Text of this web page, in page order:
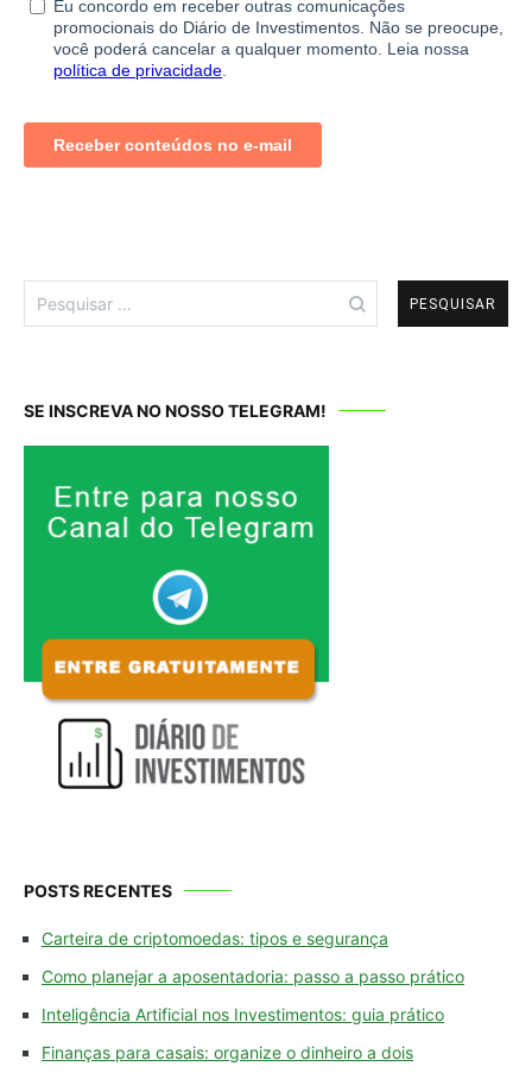
Pesquisar
por:
SE INSCREVA NO NOSSO TELEGRAM!
POSTS RECENTES
Carteira de criptomoedas: tipos e segurança
Como planejar a aposentadoria: passo a passo prático
Inteligência Artificial nos Investimentos: guia prático
Finanças para casais: organize o dinheiro a dois